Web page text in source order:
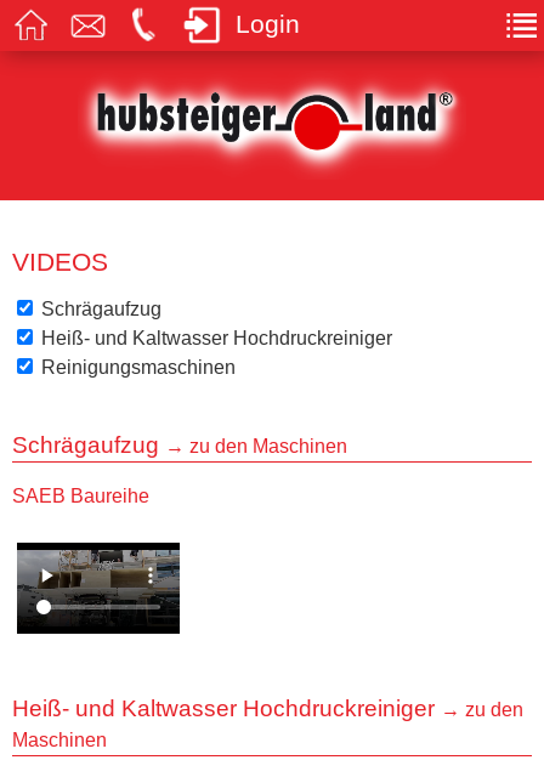
Login
VIDEOS
Schrägaufzug
Heiß- und Kaltwasser Hochdruckreiniger
Reinigungsmaschinen
Schrägaufzug → zu den Maschinen
SAEB Baureihe
Heiß- und Kaltwasser Hochdruckreiniger → zu den
Maschinen